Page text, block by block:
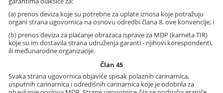
(a) prenos deviza koje su potrebne za uplate iznosa koje potražuju
organi strana ugovornica na osnovu odredbi člana 8. ove konvencije; i
(b) prenos deviza za plaćanje obrazaca isprave za MDP (karneta TIR)
koje su im dostavila strana udruženja garanti - njihovi korespondenti,
ili međunarodne organizacije.
Član 45
Svaka strana ugovornica objaviće spisak polaznih carinarnica,
usputnih carinarnica i odredišnih carinarnica koje je odobrila za